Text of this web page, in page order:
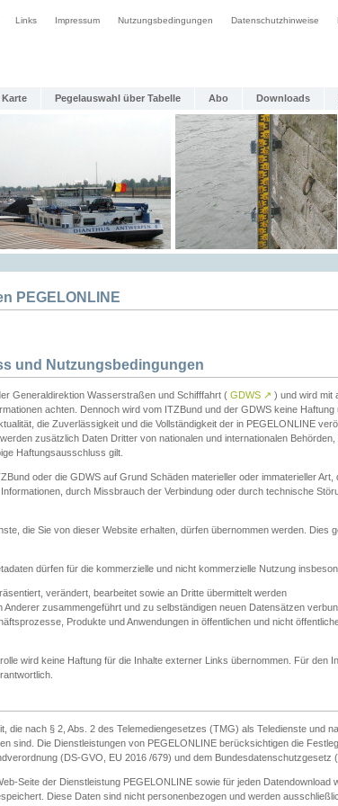
Links Impressum Nutzungsbedingungen Datenschutzhinweise
Pegelauswahl über Tabelle Abo Downloads
PEGELONLINE
und Nutzungsbedingungen
Generaldirektion Wasserstraßen und Schifffahrt ( GDWS ↗ ) und wird mit
achten. Dennoch wird vom ITZBund und der GDWS keine
die Zuverlässigkeit und die Vollständigkeit der in PEGELONLINE
zusätzlich Daten Dritter von nationalen und internationalen
Haftungsausschluss gilt.
oder die GDWS auf Grund Schäden materieller oder immaterieller Art,
durch Missbrauch der Verbindung oder durch technische
die Sie von dieser Website erhalten, dürfen übernommen werden. Dies
dürfen für die kommerzielle und nicht kommerzielle Nutzung
verändert, bearbeitet sowie an Dritte übermittelt werden
Anderer zusammengeführt und zu selbständigen neuen Datensätzen
Produkte und Anwendungen in öffentlichen und nicht
wird keine Haftung für die Inhalte externer Links übernommen. Für den
die nach § 2, Abs. 2 des Telemediengesetzes (TMG) als Teledienste und
sind. Die Dienstleistungen von PEGELONLINE berücksichtigen die
(DS-GVO, EU 2016 /679) und dem Bundesdatenschutzgesetz
Seite der Dienstleistung PEGELONLINE sowie für jeden Datendownload
Diese Daten sind nicht personenbezogen und werden